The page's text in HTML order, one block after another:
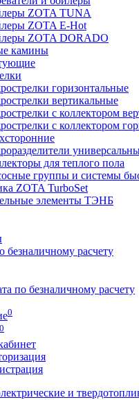
ZOTA TUNA
ZOTA E-Hot
ZOTA DORADO
камины
горизонтальные
вертикальные
с коллектором
с коллектором
для теплого пола
группы и системы
ZOTA TurboSet
элементы ТЭНБ
безналичному расчету
по безналичному расчету
0
0